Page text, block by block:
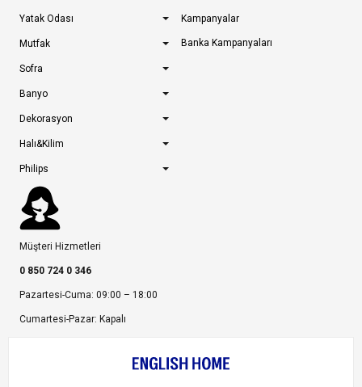
Yatak Odası
Mutfak
Sofra
Banyo
Dekorasyon
Halı&Kilim
Philips
Kampanyalar
Banka Kampanyaları
Müşteri Hizmetleri
0 850 724 0 346
Pazartesi-Cuma: 09:00 – 18:00
Cumartesi-Pazar: Kapalı